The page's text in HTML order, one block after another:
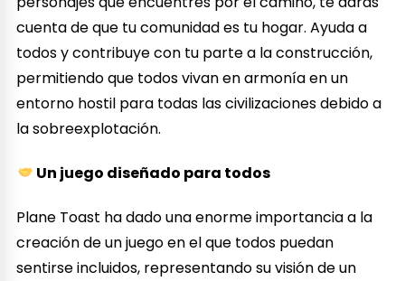
cuenta de que tu comunidad es tu hogar. Ayuda a
todos y contribuye con tu parte a la construcción,
permitiendo que todos vivan en armonía en un
entorno hostil para todas las civilizaciones debido a
la sobreexplotación.
Un juego diseñado para todos
Plane Toast ha dado una enorme importancia a la
creación de un juego en el que todos puedan
sentirse incluidos, representando su visión de un